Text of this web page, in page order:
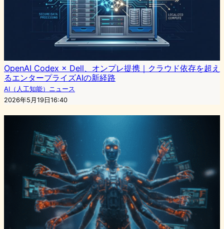
OpenAI Codex × Dell、オンプレ提携｜クラウド依存を超え
るエンタープライズAIの新経路
AI（人工知能）ニュース
2026年5月19日16:40